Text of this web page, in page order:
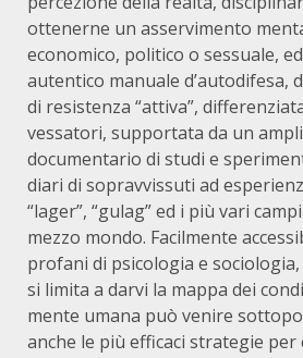
ottenerne un asservimento
economico, politico o sessuale,
autentico manuale d’autodifesa,
di resistenza “attiva”,
vessatori, supportata da un
documentario di studi e
diari di sopravvissuti ad
“lager”, “gulag” ed i più vari
mezzo mondo. Facilmente
profani di psicologia e
si limita a darvi la mappa dei
mente umana può venire
anche le più efficaci strategie